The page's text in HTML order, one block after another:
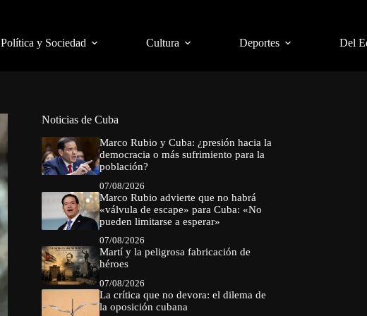
Política y Sociedad Cultura Deportes Del
Noticias de Cuba
Marco Rubio y Cuba: ¿presión hacia la
democracia o más sufrimiento para la
población?
07/08/2026
Marco Rubio advierte que no habrá
«válvula de escape» para Cuba: «No
pueden limitarse a esperar»
07/08/2026
Martí y la peligrosa fabricación de
héroes
07/08/2026
La crítica que no devora: el dilema de
la oposición cubana